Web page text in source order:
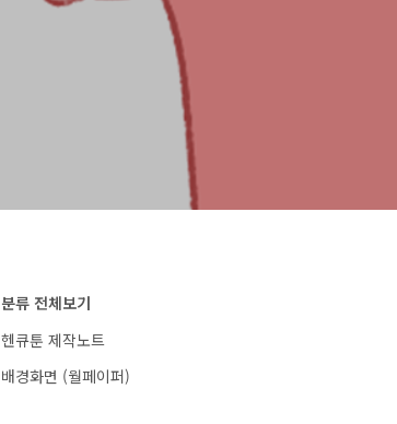
분류 전체보기
헨큐툰 제작노트
배경화면 (월페이퍼)